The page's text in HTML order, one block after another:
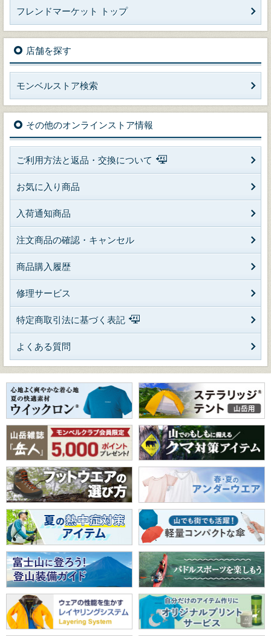
フレンドマーケット トップ
店舗を探す
モンベルストア検索
その他のオンラインストア情報
ご利用方法と返品・交換について
お気に入り商品
入荷通知商品
注文商品の確認・キャンセル
商品購入履歴
修理サービス
特定商取引法に基づく表記
よくある質問